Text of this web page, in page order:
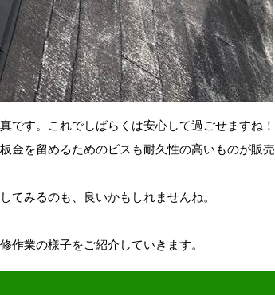
です。これでしばらくは安心して過ごせますね！
金を留めるためのビスも耐久性の高いものが販売
てみるのも、良いかもしれませんね。
作業の様子をご紹介していきます。